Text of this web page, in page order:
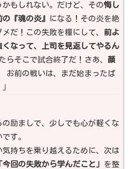
かもしれない。だけど、その悔し
『魂の炎』
になる！その炎を絶
だ！この失敗を糧にして、 前よ
くなって、上司を見返してやるん
らそこで試合終了だ！さあ、 顔
お前の戦いは、まだ始まったば
の励ましで、少しでも心が軽くな
す。
気持ちを乗り越えるために、次は
今回の失敗から学んだこと」 を整